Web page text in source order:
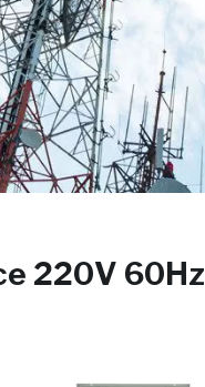
220V 60Hz